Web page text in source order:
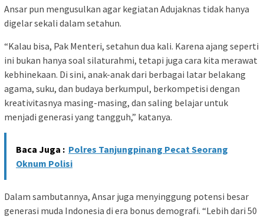
Ansar pun mengusulkan agar kegiatan Adujaknas tidak hanya
digelar sekali dalam setahun.
“Kalau bisa, Pak Menteri, setahun dua kali. Karena ajang seperti
ini bukan hanya soal silaturahmi, tetapi juga cara kita merawat
kebhinekaan. Di sini, anak-anak dari berbagai latar belakang
agama, suku, dan budaya berkumpul, berkompetisi dengan
kreativitasnya masing-masing, dan saling belajar untuk
menjadi generasi yang tangguh,” katanya.
Baca Juga : Polres Tanjungpinang Pecat Seorang
Oknum Polisi
Dalam sambutannya, Ansar juga menyinggung potensi besar
generasi muda Indonesia di era bonus demografi. “Lebih dari 50